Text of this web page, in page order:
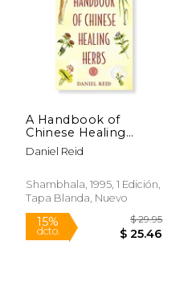
15%
A Handbook of
Chinese Healing
Herbs (en Inglés)
Daniel Reid
Shambhala, 1995, 1 Edición,
Tapa Blanda, Nuevo